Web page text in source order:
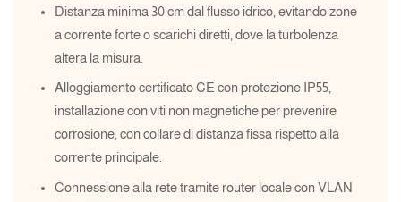
Distanza minima 30 cm dal flusso idrico, evitando zone
a corrente forte o scarichi diretti, dove la turbolenza
altera la misura.
Alloggiamento certificato CE con protezione IP55,
installazione con viti non magnetiche per prevenire
corrosione, con collare di distanza fissa rispetto alla
corrente principale.
Connessione alla rete tramite router locale con VLAN